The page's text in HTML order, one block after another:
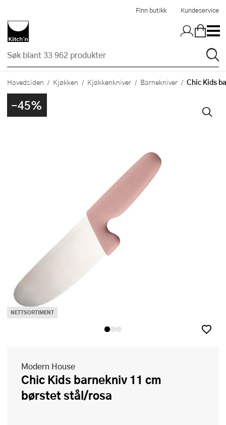
Finn butikk Kundeservice
Hovedsiden Kjøkken Kjøkkenkniver Barnekniver Chic Kids
-45%
NETTSORTIMENT
Modern House
Chic Kids barnekniv 11 cm
børstet stål/rosa